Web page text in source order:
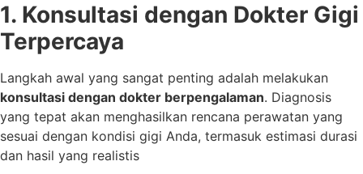
1. Konsultasi dengan Dokter Gigi
Terpercaya
Langkah awal yang sangat penting adalah melakukan
konsultasi dengan dokter berpengalaman. Diagnosis
yang tepat akan menghasilkan rencana perawatan yang
sesuai dengan kondisi gigi Anda, termasuk estimasi durasi
dan hasil yang realistis